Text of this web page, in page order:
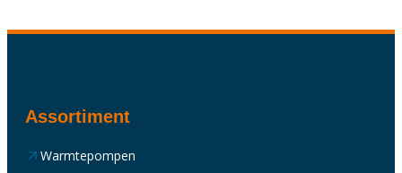
Assortiment
Warmtepompen